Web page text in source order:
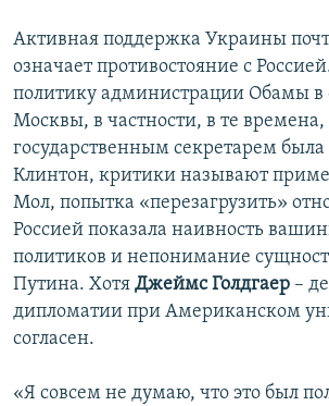
Активная поддержка Украины
означает противостояние с
политику администрации Обамы
Москвы, в частности, в те времена,
государственным секретарем
Клинтон, критики называют
Мол, попытка «перезагрузить»
Россией показала наивность
политиков и непонимание
Путина. Хотя Джеймс Голдгаер –
дипломатии при Американском
согласен.
«Я совсем не думаю, что это был